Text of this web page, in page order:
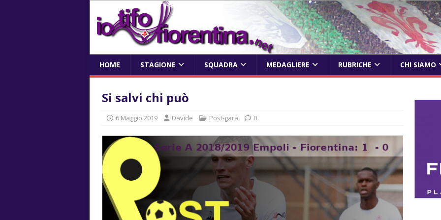
HOME STAGIONE SQUADRA MEDAGLIERE RUBRICHE CHI SIAMO
Si salvi chi può
6 Maggio 2019 Davide Post-gara 0